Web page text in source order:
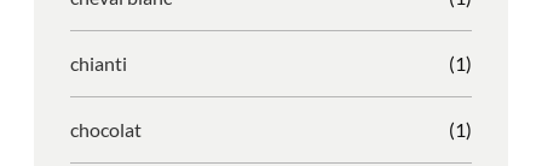
chianti (1)
chocolat (1)